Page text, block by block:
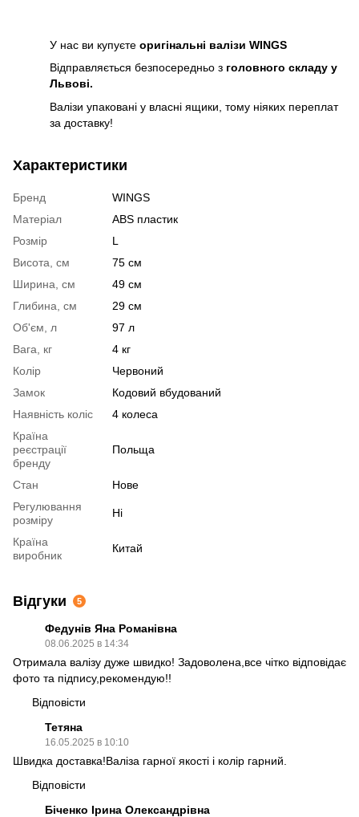
У нас ви купуєте оригінальні валізи WINGS
Відправляється безпосередньо з головного складу у
Львові.
Валізи упаковані у власні ящики, тому ніяких переплат
за доставку!
Характеристики
Бренд
WINGS
Матеріал
ABS пластик
Розмір
L
Висота, см
75 см
Ширина, см
49 см
Глибина, см
29 см
Об'єм, л
97 л
Вага, кг
4 кг
Колір
Червоний
Замок
Кодовий вбудований
Наявність коліс
4 колеса
Країна
реєстрації
бренду
Польща
Стан
Нове
Регулювання
розміру
Ні
Країна
виробник
Китай
Відгуки 5
Федунів Яна Романівна
08.06.2025 в 14:34
Отримала валізу дуже швидко! Задоволена,все чітко відповідає
фото та підпису,рекомендую!!
Відповісти
Тетяна
16.05.2025 в 10:10
Швидка доставка!Валіза гарної якості і колір гарний.
Відповісти
Біченко Ірина Олександрівна